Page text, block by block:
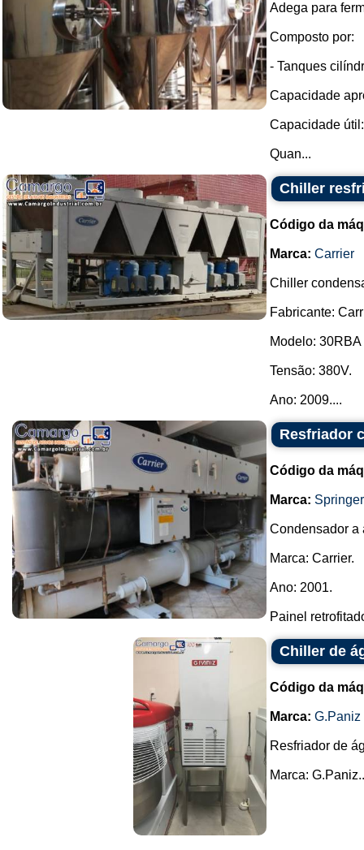
Adega para
Composto por:
- Tanques
Capacidade
Capacidade
Quan...
Chiller
Código da
Marca: Carrier
Chiller
Fabricante:
Modelo:
Tensão: 380V.
Ano: 2009....
Resfriador
Código da
Marca:
Condensador a
Marca: Carrier.
Ano: 2001.
Painel
Chiller de
Código da
Marca: G.Paniz
Resfriador de
Marca: